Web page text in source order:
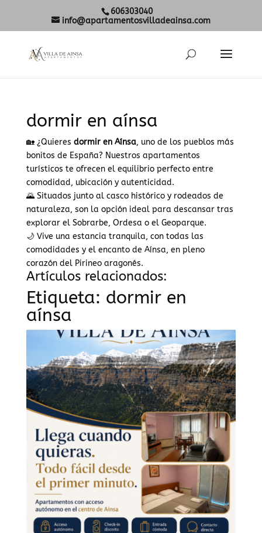
606303040
info@apartamentosvilladeainsa.com
dormir en aínsa
🏡 ¿Quieres dormir en Aínsa, uno de los pueblos más
bonitos de España? Nuestros apartamentos
turísticos te ofrecen el equilibrio perfecto entre
comodidad, ubicación y autenticidad.
🌄 Situados junto al casco histórico y rodeados de
naturaleza, son la opción ideal para descansar tras
explorar el Sobrarbe, Ordesa o el Geoparque.
🌙 Vive una estancia tranquila, con todas las
comodidades y el encanto de Aínsa, en pleno
corazón del Pirineo aragonés.
Artículos relacionados:
Etiqueta: dormir en
aínsa